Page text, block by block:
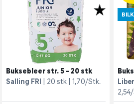
Buksebleer str. 5 - 20 stk
Salling FRI
20 stk 1,70/Stk.